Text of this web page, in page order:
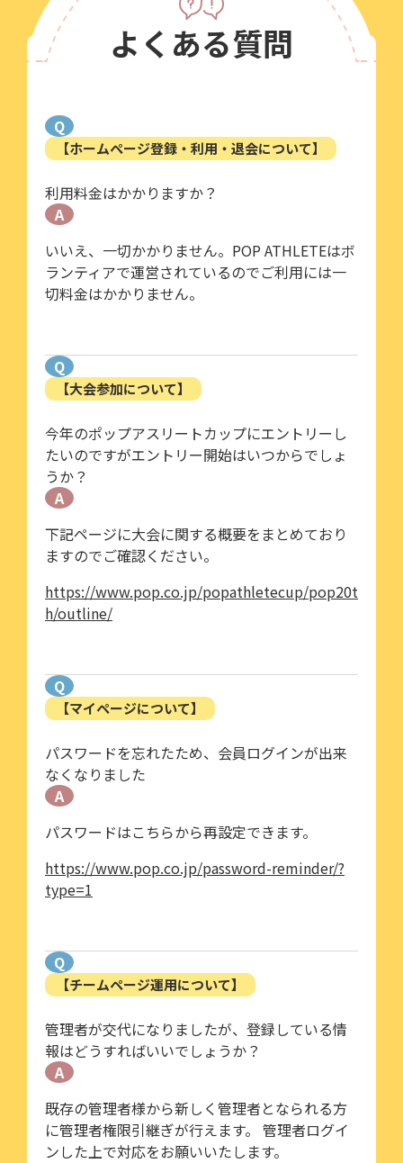
よくある質問
Q
【ホームページ登録・利用・退会について】
利用料金はかかりますか？
A
いいえ、一切かかりません。POP ATHLETEはボ
ランティアで運営されているのでご利用には一
切料金はかかりません。
Q
【大会参加について】
今年のポップアスリートカップにエントリーし
たいのですがエントリー開始はいつからでしょ
うか？
A
下記ページに大会に関する概要をまとめており
ますのでご確認ください。
https://www.pop.co.jp/popathletecup/pop20t
h/outline/
Q
【マイページについて】
パスワードを忘れたため、会員ログインが出来
なくなりました
A
パスワードはこちらから再設定できます。
https://www.pop.co.jp/password-reminder/?
type=1
Q
【チームページ運用について】
管理者が交代になりましたが、登録している情
報はどうすればいいでしょうか？
A
既存の管理者様から新しく管理者となられる方
に管理者権限引継ぎが行えます。 管理者ログイ
ンした上で対応をお願いいたします。